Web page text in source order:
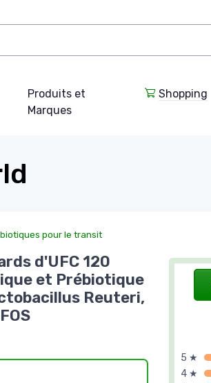
Produits et
Marques
Shopping
pour le transit
5 ★
4 ★
d'UFC 120
et Prébiotique
Reuteri,